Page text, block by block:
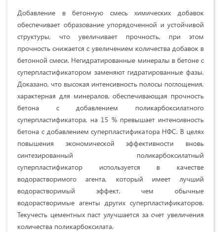
Добавление в бетонную смесь химических добавок
обеспечивает образование упорядоченной и устойчивой
структуры, что увеличивает прочность, при этом
прочность снижается с увеличением количества добавок в
бетонной смеси. Негидратированные минералы в бетоне с
суперпластификатором заменяют гидратированные фазы.
Доказано, что высокая интенсивность полосы поглощения,
характерная для минералов, обеспечивающая прочность
бетона с добавлением поликарбоксилатного
суперпластификатора, на 15 % превышает интенсивность
бетона с добавлением суперпластификатора НФС. В целях
повышения экономической эффективности вновь
синтезированный поликарбоксилатный
суперпластификатор используется в качестве
водорастворимого агента, который имеет лучший
водорастворимый эффект, чем обычные
водорастворимые агенты других суперпластификаторов.
Текучесть цементных паст улучшается за счет увеличения
количества поликарбоксилата.